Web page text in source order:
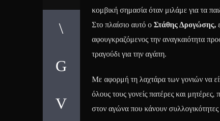
κομβική σημασία όταν μιλάμε για τα
Στο πλαίσιο αυτό ο Στάθης Δρογώσης,
αφουγκραζόμενος την αναγκαιότητα
τραγούδι για την αγάπη.
Με αφορμή τη λαχτάρα των γονιών να
όλους τους γονείς πατέρες και
στον αγώνα που κάνουν